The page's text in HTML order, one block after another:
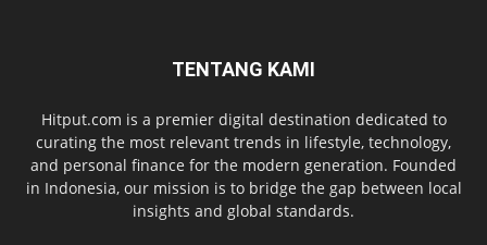
TENTANG KAMI
Hitput.com is a premier digital destination dedicated to
curating the most relevant trends in lifestyle, technology,
and personal finance for the modern generation. Founded
in Indonesia, our mission is to bridge the gap between local
insights and global standards.